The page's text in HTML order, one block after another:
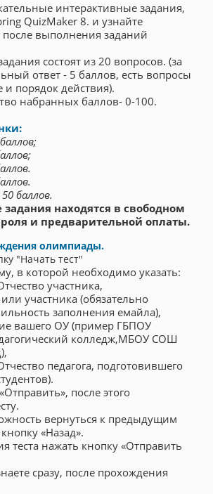
интерактивные задания,
QuizMaker 8. и узнайте
после выполнения заданий
состоят из 20 вопросов. (за
ответ - 5 баллов, есть вопросы
и порядок действия).
набранных баллов- 0-100.
баллов.
находятся в свободном
и предварительной оплаты.
олимпиады.
"Начать тест"
в которой необходимо указать:
участника,
участника (обязательно
заполнения емайла),
вашего ОУ (пример ГБПОУ
колледж,МБОУ СОШ
педагога, подготовившего
после этого
вернуться к предыдущим
«Назад».
теста нажать кнопку «Отправить
сразу, после прохождения